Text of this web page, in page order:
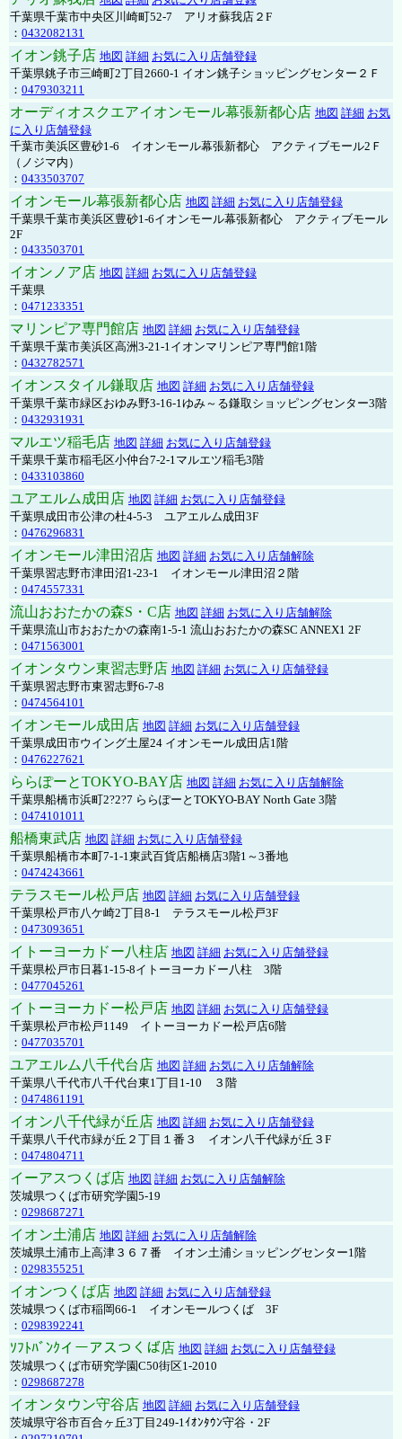
千葉県千葉市中央区川崎町52-7 アリオ蘇我店２F
： 0432082131
イオン銚子店 地図 詳細 お気に入り店舗登録
千葉県銚子市三崎町2丁目2660-1 イオン銚子ショッピングセンター２Ｆ
： 0479303211
オーディオスクエアイオンモール幕張新都心店 地図 詳細 お気
に入り店舗登録
千葉市美浜区豊砂1-6 イオンモール幕張新都心 アクティブモール2Ｆ
（ノジマ内）
： 0433503707
イオンモール幕張新都心店 地図 詳細 お気に入り店舗登録
千葉県千葉市美浜区豊砂1-6イオンモール幕張新都心 アクティブモール
2F
： 0433503701
イオンノア店 地図 詳細 お気に入り店舗登録
千葉県
： 0471233351
マリンピア専門館店 地図 詳細 お気に入り店舗登録
千葉県千葉市美浜区高洲3-21-1イオンマリンピア専門館1階
： 0432782571
イオンスタイル鎌取店 地図 詳細 お気に入り店舗登録
千葉県千葉市緑区おゆみ野3-16-1ゆみ～る鎌取ショッピングセンター3階
： 0432931931
マルエツ稲毛店 地図 詳細 お気に入り店舗登録
千葉県千葉市稲毛区小仲台7-2-1マルエツ稲毛3階
： 0433103860
ユアエルム成田店 地図 詳細 お気に入り店舗登録
千葉県成田市公津の杜4-5-3 ユアエルム成田3F
： 0476296831
イオンモール津田沼店 地図 詳細 お気に入り店舗解除
千葉県習志野市津田沼1-23-1 イオンモール津田沼２階
： 0474557331
流山おおたかの森S・C店 地図 詳細 お気に入り店舗解除
千葉県流山市おおたかの森南1-5-1 流山おおたかの森SC ANNEX1 2F
： 0471563001
イオンタウン東習志野店 地図 詳細 お気に入り店舗登録
千葉県習志野市東習志野6-7-8
： 0474564101
イオンモール成田店 地図 詳細 お気に入り店舗登録
千葉県成田市ウイング土屋24 イオンモール成田店1階
： 0476227621
ららぽーとTOKYO-BAY店 地図 詳細 お気に入り店舗解除
千葉県船橋市浜町2?2?7 ららぽーとTOKYO-BAY North Gate 3階
： 0474101011
船橋東武店 地図 詳細 お気に入り店舗登録
千葉県船橋市本町7-1-1東武百貨店船橋店3階1～3番地
： 0474243661
テラスモール松戸店 地図 詳細 お気に入り店舗登録
千葉県松戸市八ケ崎2丁目8-1 テラスモール松戸3F
： 0473093651
イトーヨーカドー八柱店 地図 詳細 お気に入り店舗登録
千葉県松戸市日暮1-15-8イトーヨーカドー八柱 3階
： 0477045261
イトーヨーカドー松戸店 地図 詳細 お気に入り店舗登録
千葉県松戸市松戸1149 イトーヨーカドー松戸店6階
： 0477035701
ユアエルム八千代台店 地図 詳細 お気に入り店舗解除
千葉県八千代市八千代台東1丁目1-10 ３階
： 0474861191
イオン八千代緑が丘店 地図 詳細 お気に入り店舗登録
千葉県八千代市緑が丘２丁目１番３ イオン八千代緑が丘３F
： 0474804711
イーアスつくば店 地図 詳細 お気に入り店舗解除
茨城県つくば市研究学園5-19
： 0298687271
イオン土浦店 地図 詳細 お気に入り店舗解除
茨城県土浦市上高津３６７番 イオン土浦ショッピングセンター1階
： 0298355251
イオンつくば店 地図 詳細 お気に入り店舗登録
茨城県つくば市稲岡66-1 イオンモールつくば 3F
： 0298392241
ｿﾌﾄﾊﾞﾝｸイーアスつくば店 地図 詳細 お気に入り店舗登録
茨城県つくば市研究学園C50街区1-2010
： 0298687278
イオンタウン守谷店 地図 詳細 お気に入り店舗登録
茨城県守谷市百合ヶ丘3丁目249-1ｲｵﾝﾀｳﾝ守谷・2F